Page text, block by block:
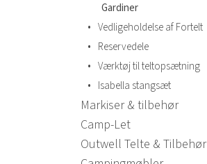
Gardiner
• Vedligeholdelse af Fortelt
• Reservedele
• Værktøj til teltopsætning
• Isabella stangsæt
Markiser & tilbehør
Camp-Let
Outwell Telte & Tilbehør